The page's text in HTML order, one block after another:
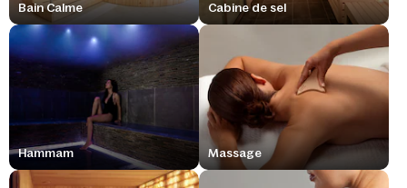
Bain Calme Cabine de sel
Hammam Massage